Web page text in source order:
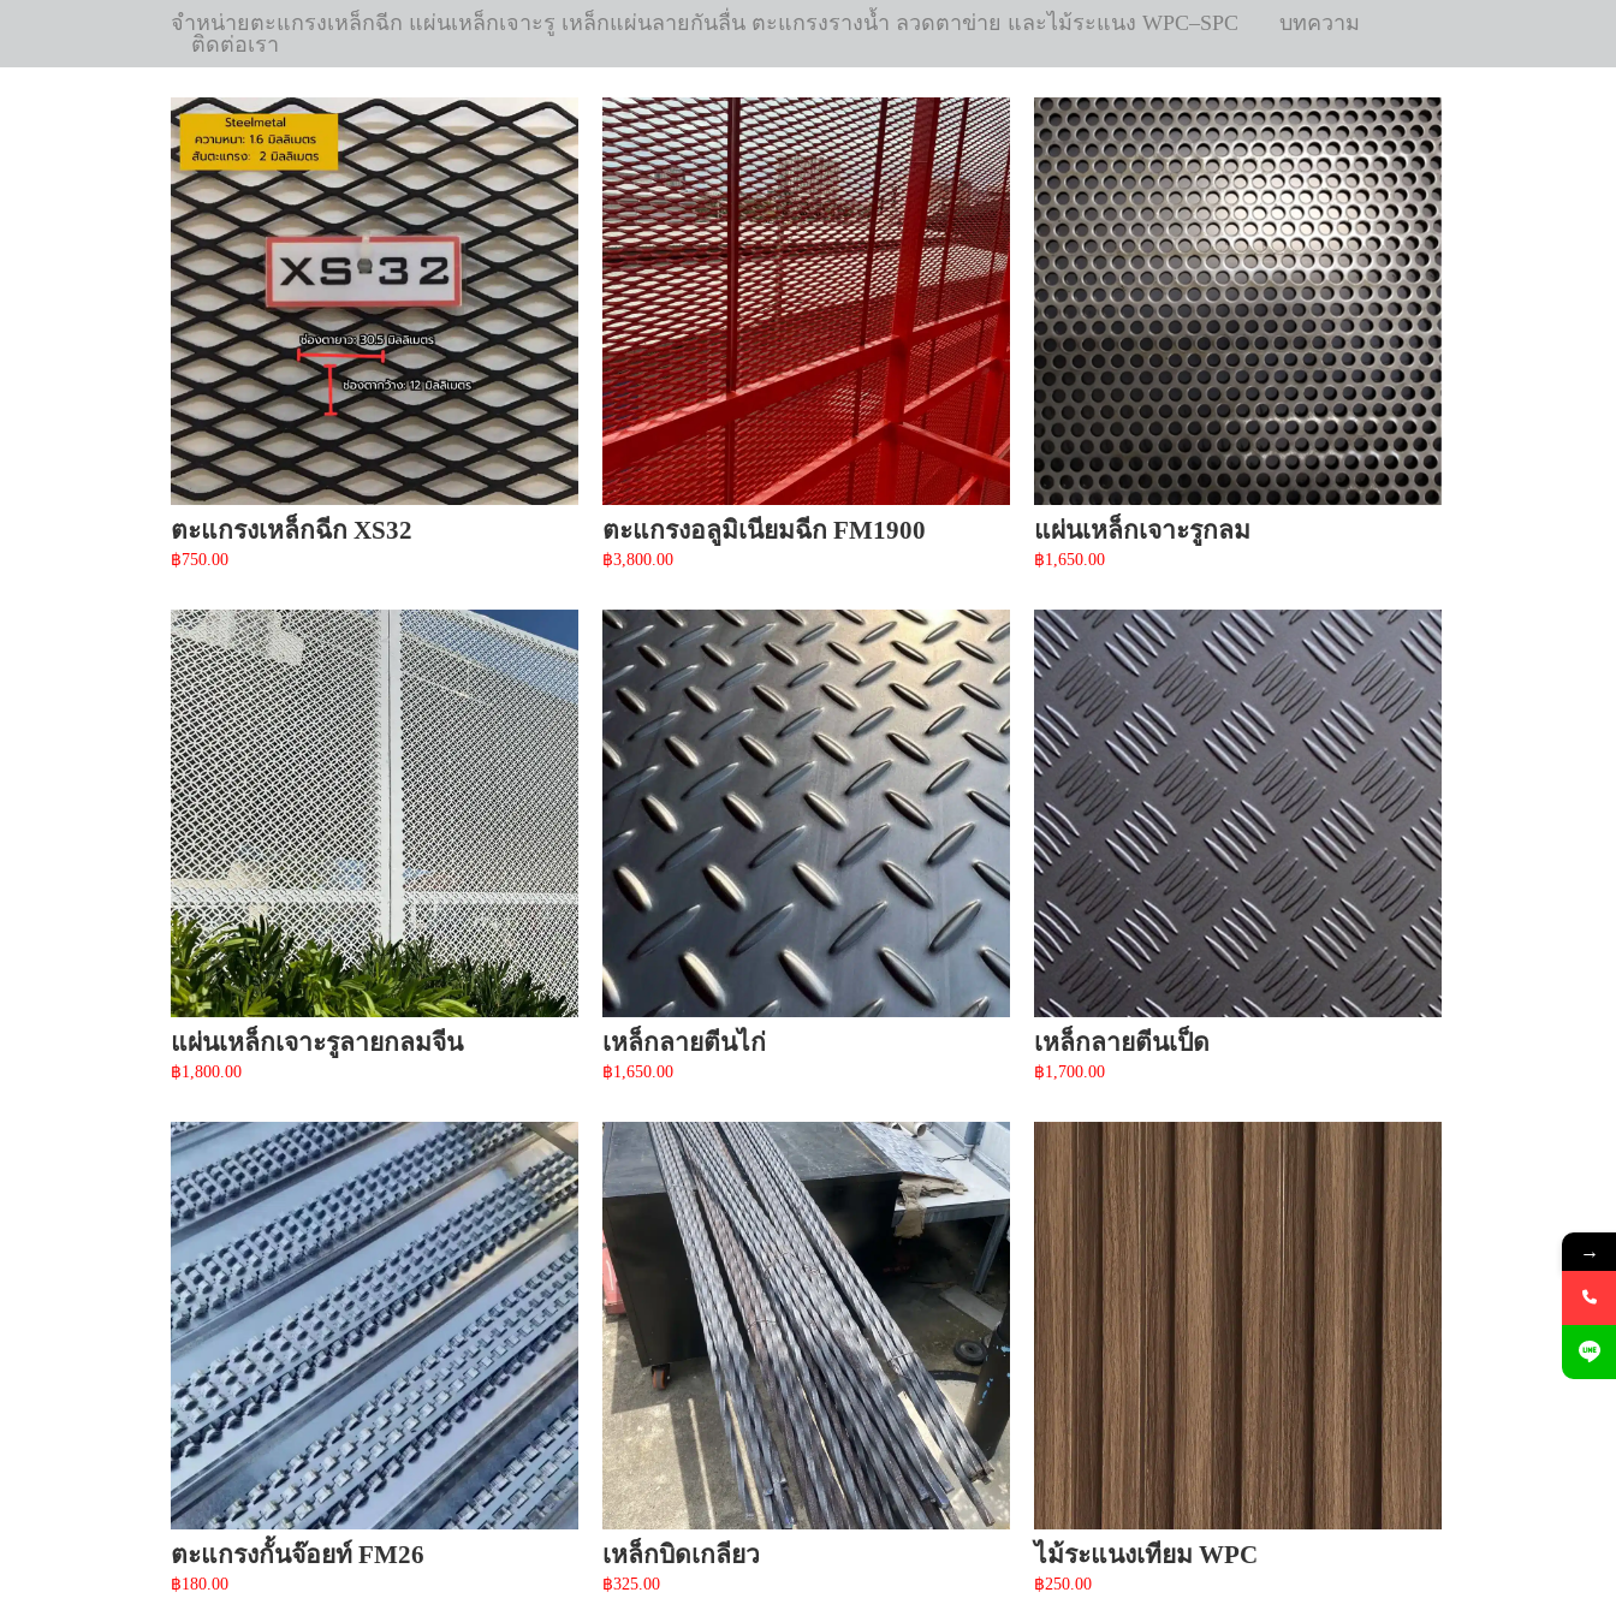
จำหน่ายตะแกรงเหล็กฉีก แผ่นเหล็กเจาะรู เหล็กแผ่นลายกันลื่น ตะแกรงรางน้ำ ลวดตาข่าย และไม้ระแนง WPC–SPC
บทความ
ติดต่อเรา
ตะแกรงเหล็กฉีก XS32
฿750.00
ตะแกรงอลูมิเนียมฉีก FM1900
฿3,800.00
แผ่นเหล็กเจาะรูกลม
฿1,650.00
แผ่นเหล็กเจาะรูลายกลมจีน
฿1,800.00
เหล็กลายตีนไก่
฿1,650.00
เหล็กลายตีนเป็ด
฿1,700.00
ตะแกรงกั้นจ๊อยท์ FM26
฿180.00
เหล็กบิดเกลียว
฿325.00
ไม้ระแนงเทียม WPC
฿250.00
→